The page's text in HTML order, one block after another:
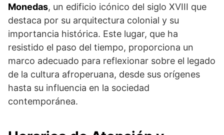
Monedas, un edificio icónico del siglo XVIII que
destaca por su arquitectura colonial y su
importancia histórica. Este lugar, que ha
resistido el paso del tiempo, proporciona un
marco adecuado para reflexionar sobre el legado
de la cultura afroperuana, desde sus orígenes
hasta su influencia en la sociedad
contemporánea.